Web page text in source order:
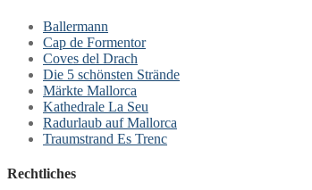
Ballermann
Cap de Formentor
Coves del Drach
Die 5 schönsten Strände
Märkte Mallorca
Kathedrale La Seu
Radurlaub auf Mallorca
Traumstrand Es Trenc
Rechtliches